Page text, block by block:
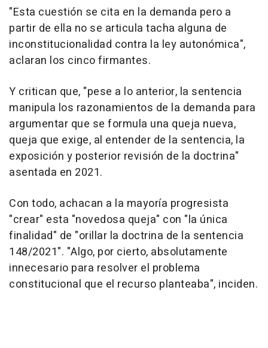
"Esta cuestión se cita en la demanda pero a
partir de ella no se articula tacha alguna de
inconstitucionalidad contra la ley autonómica",
aclaran los cinco firmantes.
Y critican que, "pese a lo anterior, la sentencia
manipula los razonamientos de la demanda para
argumentar que se formula una queja nueva,
queja que exige, al entender de la sentencia, la
exposición y posterior revisión de la doctrina"
asentada en 2021.
Con todo, achacan a la mayoría progresista
"crear" esta "novedosa queja" con "la única
finalidad" de "orillar la doctrina de la sentencia
148/2021". "Algo, por cierto, absolutamente
innecesario para resolver el problema
constitucional que el recurso planteaba", inciden.